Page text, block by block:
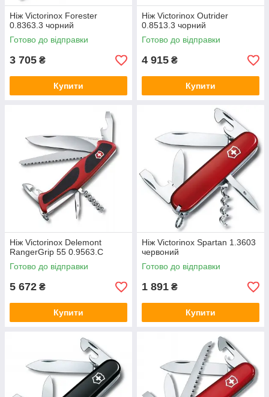
Ніж Victorinox Forester
0.8363.3 чорний
Готово до відправки
3 705 ₴
Купити
Ніж Victorinox Outrider
0.8513.3 чорний
Готово до відправки
4 915 ₴
Купити
Ніж Victorinox Delemont
RangerGrip 55 0.9563.C
Готово до відправки
5 672 ₴
Купити
Ніж Victorinox Spartan 1.3603
червоний
Готово до відправки
1 891 ₴
Купити